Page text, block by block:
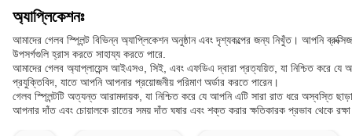
অ্যাপ্লিকেশনঃ
আমাদের গেলব স্প্লিন্ট বিভিন্ন অ্যাপ্লিকেশন অনুষ্ঠান এবং দৃশ্যকল্পের জন্য নিখুঁত। আপনি
উপসর্গগুলি হ্রাস করতে সাহায্য করতে পারে.
আমাদের গেলব অ্যাপ্লায়েন্স আইএসও, সিই, এবং এফডিএ দ্বারা প্রত্যয়িত, যা নিশ্চিত করে যে
প্রযুক্তিবিদ, যাতে আপনি আপনার প্রয়োজনীয় পরিমাণ অর্ডার করতে পারেন।
গেলব স্প্লিন্টটি অত্যন্ত আরামদায়ক, যা নিশ্চিত করে যে আপনি এটি সারা রাত ধরে অস্বস্তি
আপনার দাঁত এবং চোয়ালকে রাতের সময় দাঁত ঘষার এবং শক্ত করার ক্ষতিকারক প্রভাব থেকে